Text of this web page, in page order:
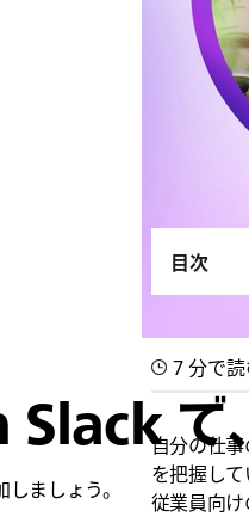
で
ましょう。
目次
7 分で
自分の仕
を把握し
従業員向